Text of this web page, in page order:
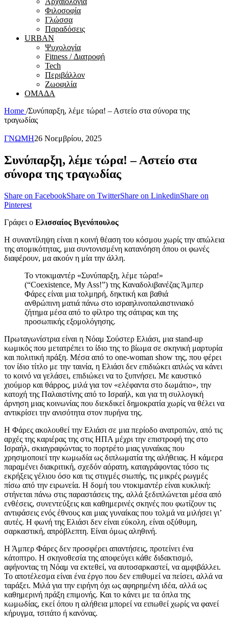
Φιλοσοφία
Γλώσσα
Παραδόσεις
URBAN
Ψυχολογία
Fitness / Διατροφή
Tech
Περιβάλλον
Ζωοφιλία
ΟΜΑΔΑ
Home /Συνύπαρξη, λέμε τώρα! – Αστείο στα σύνορα της
τραγωδίας
ΓΝΩΜΗ26 Νοεμβρίου, 2025
Συνύπαρξη, λέμε τώρα! – Αστείο στα
σύνορα της τραγωδίας
Share on FacebookShare on TwitterShare on LinkedinShare on
Pinterest
Γράφει ο Ελισσαίος Βγενόπουλος
Η συναντίληψη είναι η κοινή θέαση του κόσμου χωρίς την απώλεια
της ατομικότητας, μια συντονισμένη κατανόηση όπου οι φωνές
διαφέρουν, μα ακούν η μία την άλλη.
Το ντοκιμαντέρ «Συνύπαρξη, λέμε τώρα!»
(“Coexistence, My Ass!”) της Καναδολιβανέζας Άμπερ
Φάρες είναι μια τολμηρή, δηκτική και βαθιά
ανθρώπινη ματιά πάνω στο ισραηλινοπαλαιστινιακό
ζήτημα μέσα από το φίλτρο της σάτιρας και της
προσωπικής εξομολόγησης.
Πρωταγωνίστρια είναι η Νόαμ Σούστερ Ελιάσι, μια stand-up
κωμικός που μετατρέπει το ίδιο της το βίωμα σε σκηνική μαρτυρία
και πολιτική πράξη. Μέσα από το one-woman show της, που φέρει
τον ίδιο τίτλο με την ταινία, η Ελιάσι δεν επιδιώκει απλώς να κάνει
το κοινό να γελάσει, επιδιώκει να το ξυπνήσει. Με καυστικό
χιούμορ και θάρρος, μιλά για τον «ελέφαντα στο δωμάτιο», την
κατοχή της Παλαιστίνης από το Ισραήλ, και για τη συλλογική
άρνηση μιας κοινωνίας που διεκδικεί δημοκρατία χωρίς να θέλει να
αντικρίσει την ανισότητα στον πυρήνα της.
Η Φάρες ακολουθεί την Ελιάσι σε μια περίοδο ανατροπών, από τις
αρχές της καριέρας της στις ΗΠΑ μέχρι την επιστροφή της στο
Ισραήλ, σκιαγραφώντας το πορτρέτο μιας γυναίκας που
χρησιμοποιεί την κωμωδία ως διπλωματία της αλήθειας. Η κάμερα
παραμένει διακριτική, σχεδόν αόρατη, καταγράφοντας τόσο τις
εκρήξεις γέλιου όσο και τις στιγμές σιωπής, τις μικρές ρωγμές
πίσω από την ειρωνεία. Η δομή του ντοκιμαντέρ είναι κυκλική:
στήνεται πάνω στις παραστάσεις της, αλλά ξεδιπλώνεται μέσα από
ενθέσεις, συνεντεύξεις και καθημερινές σκηνές που φωτίζουν τις
αντιφάσεις ενός έθνους και μιας γυναίκας που τολμά να μιλήσει γι’
αυτές. Η φωνή της Ελιάσι δεν είναι εύκολη, είναι οξύθυμη,
σαρκαστική, απρόβλεπτη. Είναι όμως αληθινή.
Η Άμπερ Φάρες δεν προσφέρει απαντήσεις, προτείνει ένα
κάτοπτρο. Η σκηνοθεσία της αποφεύγει κάθε διδακτισμό,
αφήνοντας τη Νόαμ να εκτεθεί, να αυτοσαρκαστεί, να αμφιβάλλει.
Το αποτέλεσμα είναι ένα έργο που δεν επιθυμεί να πείσει, αλλά να
ταράξει. Μιλά για την ειρήνη όχι ως αφηρημένη ιδέα, αλλά ως
καθημερινή πράξη επιμονής. Και το κάνει με τα όπλα της
κωμωδίας, εκεί όπου η αλήθεια μπορεί να ειπωθεί χωρίς να φανεί
κήρυγμα, τσιτάτο ή κανόνας.